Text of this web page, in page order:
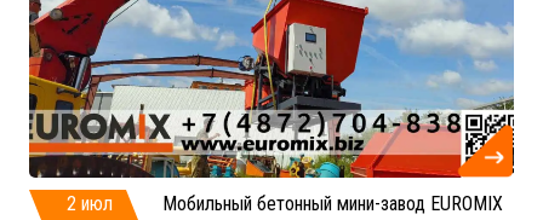
2 июл
Мобильный бетонный мини-завод EUROMIX